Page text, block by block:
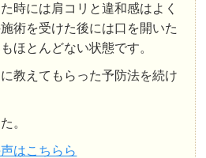
時には肩コリと違和感はよく
術を受けた後には口を開いた
ほとんどない状態です。
教えてもらった予防法を続け
。
はこちらら